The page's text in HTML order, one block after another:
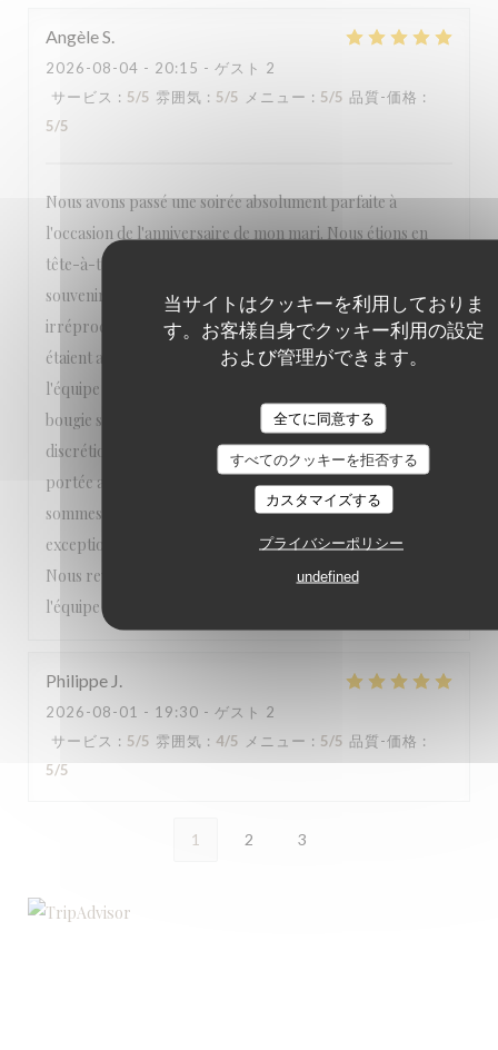
当サイトはクッキーを利用しておりま
す。お客様自身でクッキー利用の設定
および管理ができます。
全てに同意する
すべてのクッキーを拒否する
カスタマイズする
プライバシーポリシー
undefined
AngèleS
2026-08-04 - 20:15 - ゲスト 2
サービス : 5/5 雰囲気 : 5/5 メニュー : 5/5 品質-価格 :
5/5
Nous avons passé une soirée absolument parfaite à
l'occasion de l'anniversaire de mon mari. Nous étions en
tête-à-tête et tout a été réuni pour faire de ce moment un
souvenir inoubliable. L'accueil était chaleureux, le service
irréprochable, attentif sans être envahissant, et les plats
étaient aussi beaux que délicieux. Un immense merci à toute
l'équipe qui a pris en compte ma demande d'apporter une
bougie sur le dessert. Tout a été fait avec beaucoup de
discrétion et d'élégance. Ce souci du détail et cette attention
portée aux clients font vraiment la différence. Nous nous
sommes sentis choyés du début à la fin. Une expérience
exceptionnelle que nous recommandons les yeux fermés.
Nous reviendrons avec grand plaisir. Encore merci à toute
l'équipe pour cette magnifique soirée ! ⭐⭐⭐⭐⭐
Philippe J
2026-08-01 - 19:30 - ゲスト 2
サービス : 5/5 雰囲気 : 4/5 メニュー : 5/5 品質-価格 :
5/5
1 2 3